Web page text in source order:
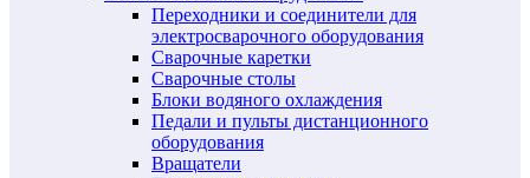
Переходники и соединители для
электросварочного оборудования
Сварочные каретки
Сварочные столы
Блоки водяного охлаждения
Педали и пульты дистанционного
оборудования
Вращатели